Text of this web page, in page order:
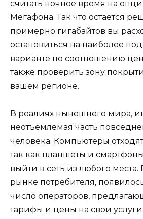
считать ночное время на
Мегафона. Так что остается
примерно гигабайтов вы
остановиться на наиболее
варианте по соотношению
также проверить зону
вашем регионе.
В реалиях нынешнего мира,
неотъемлемая часть
человека. Компьютеры
так как планшеты и
выйти в сеть из любого места.
рынке потребителя,
число операторов,
тарифы и цены на свои